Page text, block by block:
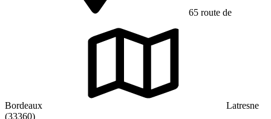
65 route de
Bordeaux
Latresne
(33360)